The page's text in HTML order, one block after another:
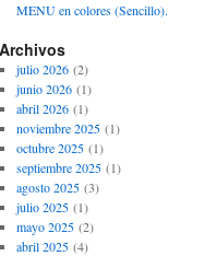
MENU en colores (Sencillo).
Archivos
julio 2026(2)
junio 2026(1)
abril 2026(1)
noviembre 2025(1)
octubre 2025(1)
septiembre 2025(1)
agosto 2025(3)
julio 2025(1)
mayo 2025(2)
abril 2025(4)